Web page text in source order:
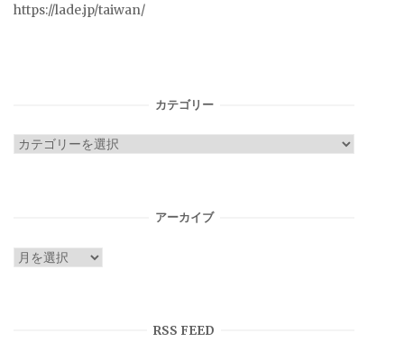
https://lade.jp/taiwan/
カテゴリー
カ
アーカイブ
ア
RSS FEED